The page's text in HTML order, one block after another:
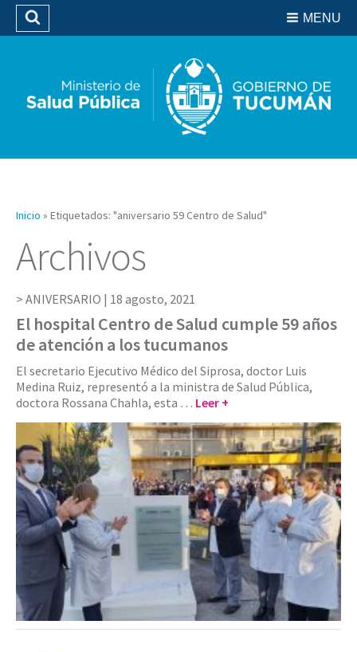
Biblioteca
MENU
Buscar
Inicio » Etiquetados: "aniversario 59 Centro de Salud"
Archivos
ANIVERSARIO | 18 agosto, 2021
El hospital Centro de Salud cumple 59 años
de atención a los tucumanos
El secretario Ejecutivo Médico del Siprosa, doctor Luis
Medina Ruiz, representó a la ministra de Salud Pública,
doctora Rossana Chahla, esta … Leer +